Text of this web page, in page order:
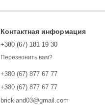
Контактная информация
+380 (67) 181 19 30
Перезвонить вам?
+380 (67) 877 67 77
+380 (67) 877 67 77
brickland03@gmail.com